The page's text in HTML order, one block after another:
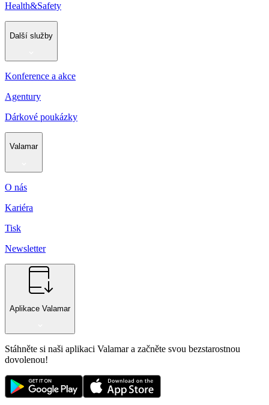
Health&Safety
Další služby
Konference a akce
Agentury
Dárkové poukázky
Valamar
O nás
Kariéra
Tisk
Newsletter
Aplikace Valamar
Stáhněte si naši aplikaci Valamar a začněte svou bezstarostnou
dovolenou!